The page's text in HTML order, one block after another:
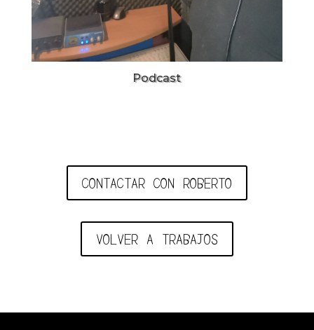
Podcast
CONTACTAR CON ROBERTO
VOLVER A TRABAJOS